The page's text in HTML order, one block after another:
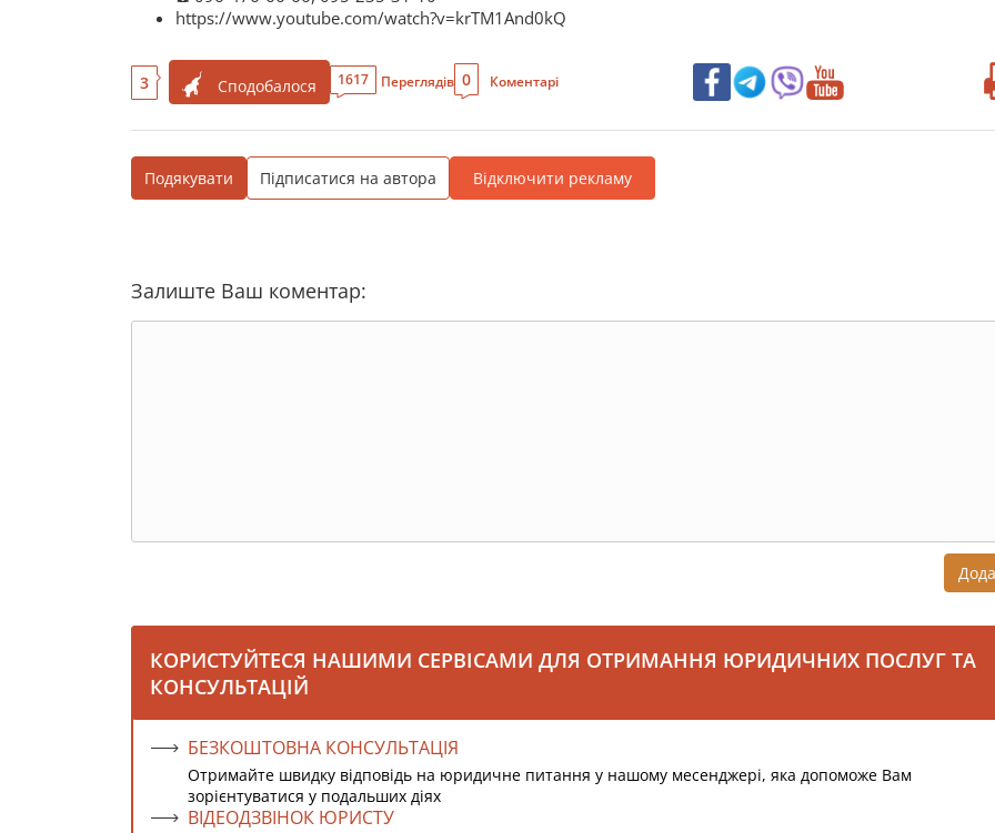
https://www.youtube.com/watch?v=krTM1And0kQ
3 Сподобалося 1617 Переглядів 0 Коментарі
Подякувати Підписатися на автора Відключити рекламу
Залиште Ваш коментар:
КОРИСТУЙТЕСЯ НАШИМИ СЕРВІСАМИ ДЛЯ ОТРИМАННЯ ЮРИДИЧНИХ ПОСЛУГ ТА
КОНСУЛЬТАЦІЙ
БЕЗКОШТОВНА КОНСУЛЬТАЦІЯ
Отримайте швидку відповідь на юридичне питання у нашому месенджері, яка допоможе Вам
зорієнтуватися у подальших діях
ВІДЕОДЗВІНОК ЮРИСТУ